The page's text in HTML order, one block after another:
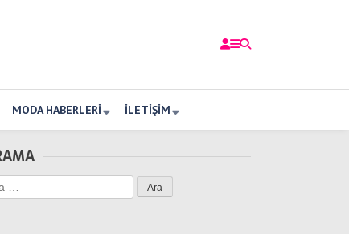
MODA HABERLERI İLETIŞIM